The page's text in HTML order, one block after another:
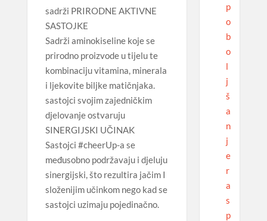
sadrži PRIRODNE AKTIVNE
SASTOJKE
Sadrži aminokiseline koje se
prirodno proizvode u tijelu te
kombinaciju vitamina, minerala
i ljekovite biljke matičnjaka.
sastojci svojim zajedničkim
djelovanje ostvaruju
SINERGIJSKI UČINAK
Sastojci #cheerUp-a se
međusobno podržavaju i djeluju
sinergijski, što rezultira jačim I
složenijim učinkom nego kad se
sastojci uzimaju pojedinačno.
p
o
b
o
l
j
š
a
n
j
e
r
a
s
p